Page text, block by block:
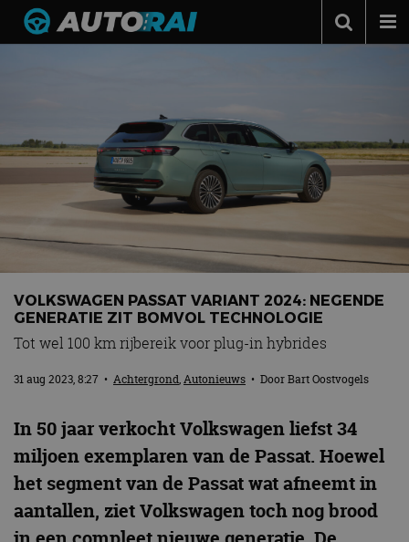
Automerken
Adverteren
Contact
MotorRAI.nl
VOLKSWAGEN PASSAT VARIANT 2024: NEGENDE
GENERATIE ZIT BOMVOL TECHNOLOGIE
Tot wel 100 km rijbereik voor plug-in hybrides
31 aug 2023, 8:27 • Achtergrond,Autonieuws • DoorBart Oostvogels
In 50 jaar verkocht Volkswagen liefst 34
miljoen exemplaren van de Passat. Hoewel
het segment van de Passat wat afneemt in
aantallen, ziet Volkswagen toch nog brood